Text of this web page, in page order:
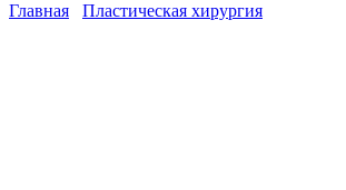
Главная Пластическая хирургия